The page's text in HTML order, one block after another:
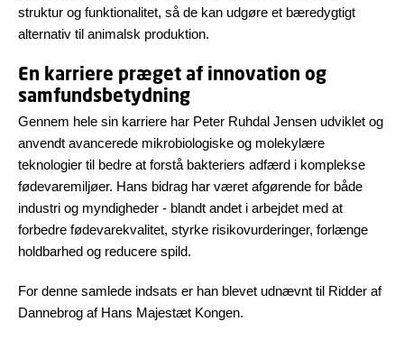
struktur og funktionalitet, så de kan udgøre et bæredygtigt
alternativ til animalsk produktion.
En karriere præget af innovation og
samfundsbetydning
Gennem hele sin karriere har Peter Ruhdal Jensen udviklet og
anvendt avancerede mikrobiologiske og molekylære
teknologier til bedre at forstå bakteriers adfærd i komplekse
fødevaremiljøer. Hans bidrag har været afgørende for både
industri og myndigheder - blandt andet i arbejdet med at
forbedre fødevarekvalitet, styrke risikovurderinger, forlænge
holdbarhed og reducere spild.
For denne samlede indsats er han blevet udnævnt til Ridder af
Dannebrog af Hans Majestæt Kongen.